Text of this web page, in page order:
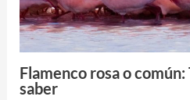
Flamenco rosa o común:
saber